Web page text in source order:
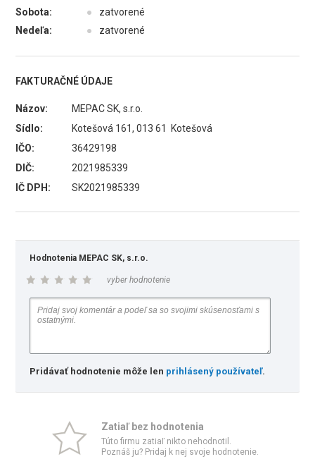
Sobota: ●
zatvorené
Nedeľa:
● zatvorené
FAKTURAČNÉ ÚDAJE
Názov:
MEPAC SK, s.r.o.
Sídlo:
Kotešová 161, 013 61 Kotešová
IČO:
36429198
DIČ:
2021985339
IČ DPH:
SK2021985339
Hodnotenia MEPAC SK, s.r.o.
vyber hodnotenie
Pridávať hodnotenie môže len prihlásený používateľ.
Zatiaľ bez hodnotenia
Túto firmu zatiaľ nikto nehodnotil.
Poznáš ju? Pridaj k nej svoje hodnotenie.